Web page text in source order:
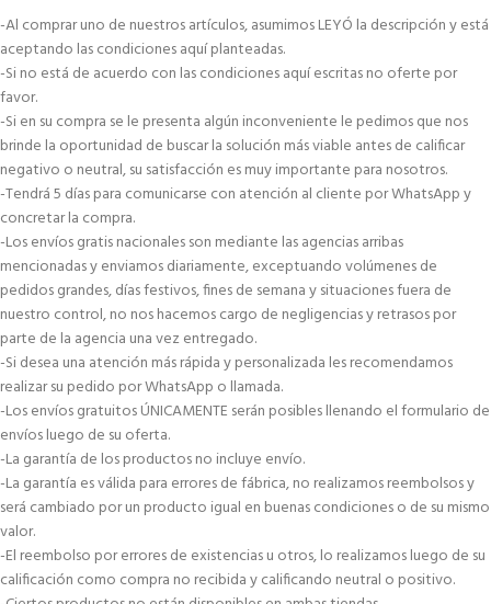
-Al comprar uno de nuestros artículos, asumimos LEYÓ la descripción y está
aceptando las condiciones aquí planteadas.
-Si no está de acuerdo con las condiciones aquí escritas no oferte por
favor.
-Si en su compra se le presenta algún inconveniente le pedimos que nos
brinde la oportunidad de buscar la solución más viable antes de calificar
negativo o neutral, su satisfacción es muy importante para nosotros.
-Tendrá 5 días para comunicarse con atención al cliente por WhatsApp y
concretar la compra.
-Los envíos gratis nacionales son mediante las agencias arribas
mencionadas y enviamos diariamente, exceptuando volúmenes de
pedidos grandes, días festivos, fines de semana y situaciones fuera de
nuestro control, no nos hacemos cargo de negligencias y retrasos por
parte de la agencia una vez entregado.
-Si desea una atención más rápida y personalizada les recomendamos
realizar su pedido por WhatsApp o llamada.
-Los envíos gratuitos ÚNICAMENTE serán posibles llenando el formulario de
envíos luego de su oferta.
-La garantía de los productos no incluye envío.
-La garantía es válida para errores de fábrica, no realizamos reembolsos y
será cambiado por un producto igual en buenas condiciones o de su mismo
valor.
-El reembolso por errores de existencias u otros, lo realizamos luego de su
calificación como compra no recibida y calificando neutral o positivo.